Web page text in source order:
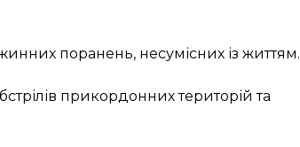
поранень, несумісних із життям.
прикордонних територій та